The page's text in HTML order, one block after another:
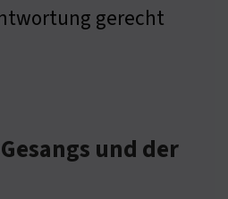
gerecht
und der